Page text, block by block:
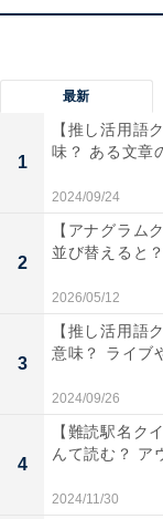
最新
1
【推し活用語
味？ ある文章
2024/09/24
2
【アナグラム
並び替えると
2026/05/12
3
【推し活用語
意味？ ライブ
2024/09/26
4
【難読駅名ク
んて読む？ ア
2024/11/30